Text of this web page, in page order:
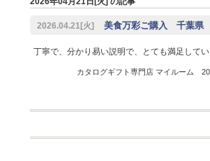
2026.04.21[火] 美食万彩ご購入 千葉県
丁寧で、分かり易い説明で、とても満足してい
カタログギフト専門店 マイルーム